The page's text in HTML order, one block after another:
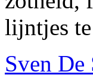
lijntjes
Sven De